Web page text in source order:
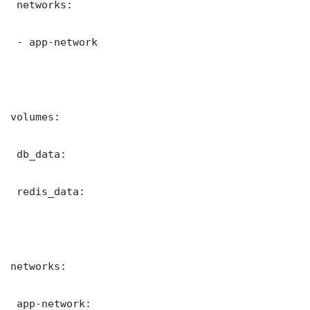
networks:
- app-network
volumes:
db_data:
redis_data:
networks:
app-network: